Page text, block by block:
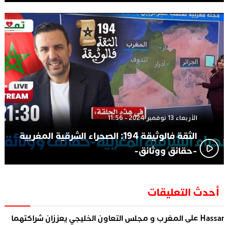
الأربعاء 13 نوفمبر 2024 - 11:56
الثقة فالوثيقة 194: الصحراء الشرقية المغربية
-حقائق ووثائق-
أحدث التعليقات
علىالمغرب و مجلس التعاون الخليجي يعززان شراكتهما